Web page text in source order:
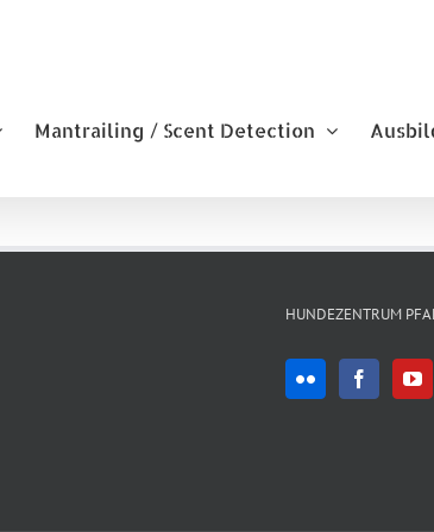
Mantrailing / Scent Detection
HUNDEZENTRUM